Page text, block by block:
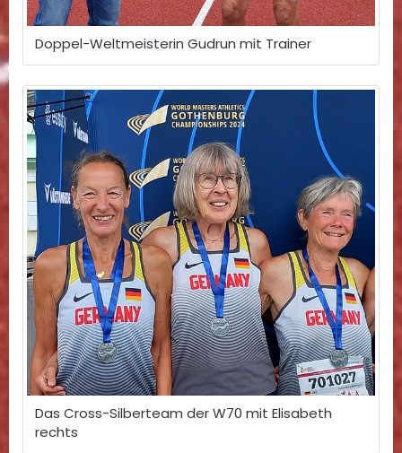
Doppel-Weltmeisterin Gudrun mit Trainer
Das Cross-Silberteam der W70 mit Elisabeth
rechts